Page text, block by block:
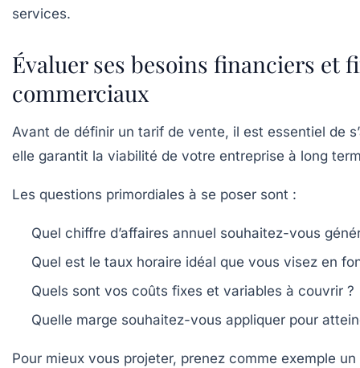
Évaluer ses besoins financiers et
commerciaux
Avant de définir un tarif de vente, il est essentiel de
elle garantit la viabilité de votre entreprise à long
Les questions primordiales à se poser sont :
Quel chiffre d’affaires annuel souhaitez-vous
Quel est le taux horaire idéal que vous visez en
Quels sont vos coûts fixes et variables à couvrir ?
Quelle marge souhaitez-vous appliquer pour
Pour mieux vous projeter, prenez comme exemple